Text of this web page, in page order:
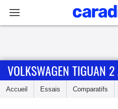
Accueil
VOLKSWAGEN TIGUAN 2
Accueil Essais Comparatifs